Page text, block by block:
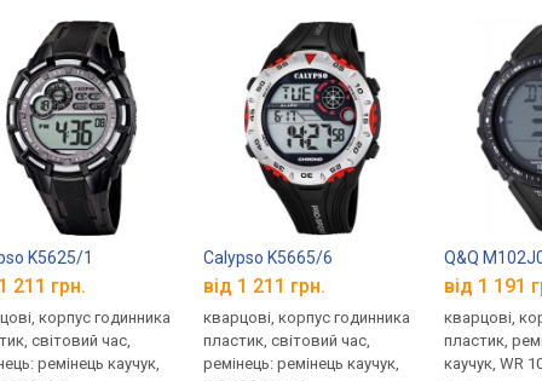
K5625/1
211 грн.
корпус годинника
світовий час,
ремінець каучук,
Calypso K5665/6
від 1 211 грн.
кварцові, корпус годинника
пластик, світовий час,
ремінець: ремінець каучук,
Q&Q
від 1 191
кварцові,
пластик,
каучук, WR